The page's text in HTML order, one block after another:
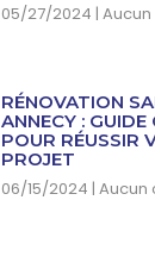
05/27/2024
RÉNOVATION
ANNECY : GUIDE
POUR RÉUSSIR
PROJET
06/15/2024 Aucun